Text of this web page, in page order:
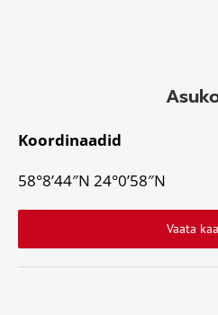
Koordinaadid
58°8’44″N 24°0’58″N
Vaata